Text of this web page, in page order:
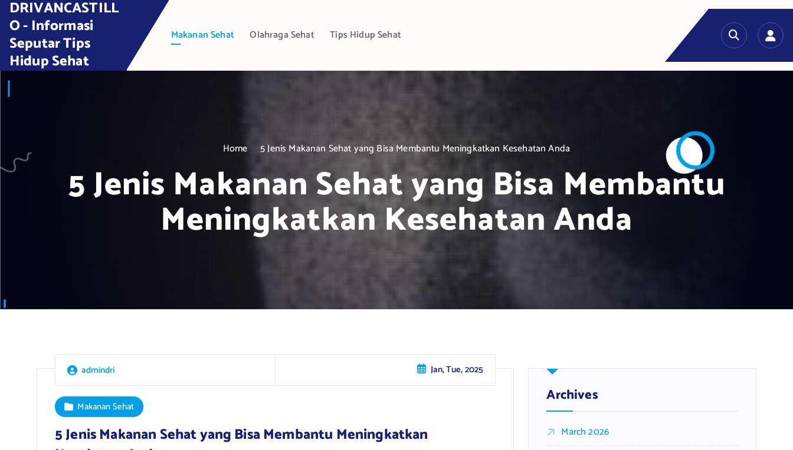
n
DRIVANCASTILL
O - Informasi
Seputar Tips
Hidup Sehat
Makanan Sehat Olahraga Sehat Tips Hidup Sehat
Home 5 Jenis Makanan Sehat yang Bisa Membantu Meningkatkan Kesehatan Anda
5 Jenis Makanan Sehat yang Bisa Membantu
Meningkatkan Kesehatan Anda
admindri Jan, Tue, 2025
Makanan Sehat
5 Jenis Makanan Sehat yang Bisa Membantu Meningkatkan
Archives
March 2026